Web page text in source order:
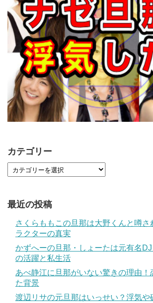
カテゴリー
最近の投稿
さくらももこの旦那は大野くんと噂さ
ラクターの真実
かずへーの旦那・しょーたは元有名
の活躍と私生活
あべ静江に旦那がいない驚きの理由！
た背景
渡辺リサの元旦那はいっせい？浮気や